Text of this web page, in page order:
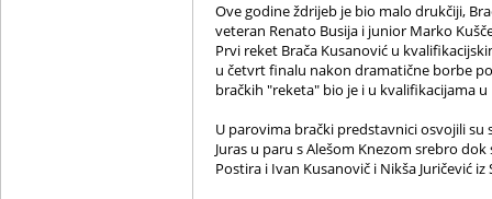
Ove godine ždrijeb je bio malo drukčiji,
veteran Renato Busija i junior Marko
Prvi reket Brača Kusanović u
u četvrt finalu nakon dramatične borbe
bračkih "reketa" bio je i u kvalifikacijama
U parovima brački predstavnici osvojili su
Juras u paru s Alešom Knezom srebro
Postira i Ivan Kusanovič i Nikša Juričević iz